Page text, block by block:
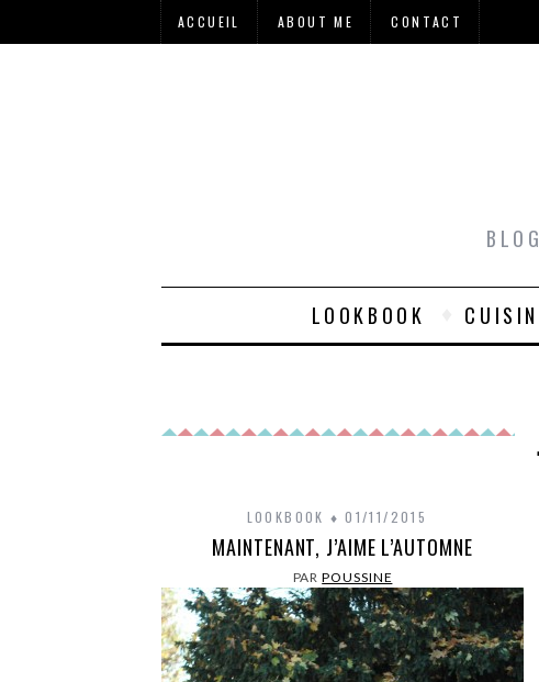
ACCUEIL ABOUT ME CONTACT
LOOKBOOK
LOOKBOOK 01/11/2015
MAINTENANT, J’AIME L’AUTOMNE
PARPOUSSINE